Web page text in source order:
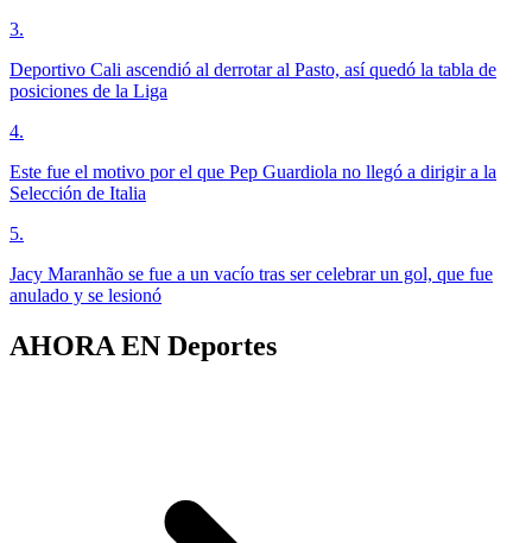
3.
Deportivo Cali ascendió al derrotar al Pasto, así quedó la tabla de
posiciones de la Liga
4.
Este fue el motivo por el que Pep Guardiola no llegó a dirigir a la
Selección de Italia
5.
Jacy Maranhão se fue a un vacío tras ser celebrar un gol, que fue
anulado y se lesionó
AHORA EN Deportes